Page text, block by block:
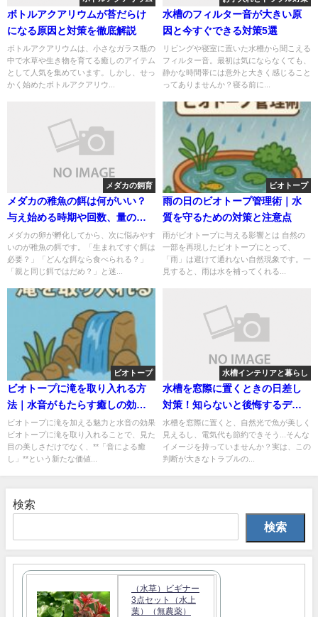
ボトルアクアリウムが苔だらけ
になる原因と対策を徹底解説
ボトルアクアリウムは、小さなガラス瓶の
中で水草や生き物を育てる癒しのアイテム
として人気を集めています。しかし、せっ
かく始めたボトルアクアリウ...
水槽のフィルター音が大きい原
因と今すぐできる対策5選
リビングや寝室に置いた水槽から聞こえる
フィルター音。最初は気にならなくても、
静かな時間帯には意外と大きく感じること
ってありませんか？寝る前に...
メダカの飼育
メダカの稚魚の餌は何がいい？
与え始める時期や回数、量の目
安を解説
メダカの卵が孵化してから、次に悩みやす
いのが稚魚の餌です。「生まれてすぐ餌は
必要？」「どんな餌なら食べられる？」
「親と同じ餌ではだめ？」と迷...
ビオトープ
雨の日のビオトープ管理術｜水
質を守るための対策と注意点
雨がビオトープに与える影響とは 自然の
一部を再現したビオトープにとって、
「雨」は避けて通れない自然現象です。一
見すると、雨は水を補ってくれる...
ビオトープ
ビオトープに滝を取り入れる方
法｜水音がもたらす癒しの効果
と設置のコツ
ビオトープに滝を加える魅力と水音の効果
ビオトープに滝を取り入れることで、見た
目の美しさだけでなく、**「音による癒
し」**という新たな価値...
水槽インテリアと暮らし
水槽を窓際に置くときの日差し
対策！知らないと後悔するデメ
リット
水槽を窓際に置くと、自然光で魚が美しく
見えるし、電気代も節約できそう...そんな
イメージを持っていませんか？実は、この
判断が大きなトラブルの...
検索
検索
（水草）ビギナー
3点セット（水上
葉）（無農薬）